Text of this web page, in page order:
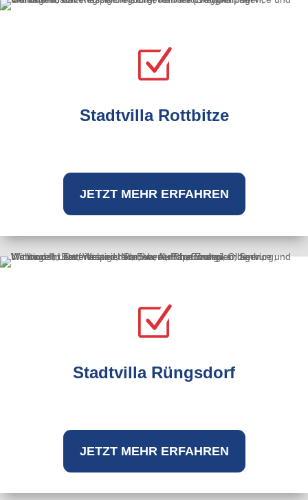
Z
Stadtvilla Rottbitze
JETZT MEHR ERFAHREN
Z
Stadtvilla Rüngsdorf
JETZT MEHR ERFAHREN